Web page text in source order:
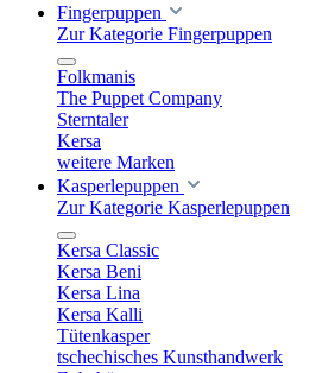
Fingerpuppen
Zur Kategorie Fingerpuppen
Folkmanis
The Puppet Company
Sterntaler
Kersa
weitere Marken
Kasperlepuppen
Zur Kategorie Kasperlepuppen
Kersa Classic
Kersa Beni
Kersa Lina
Kersa Kalli
Tütenkasper
tschechisches Kunsthandwerk